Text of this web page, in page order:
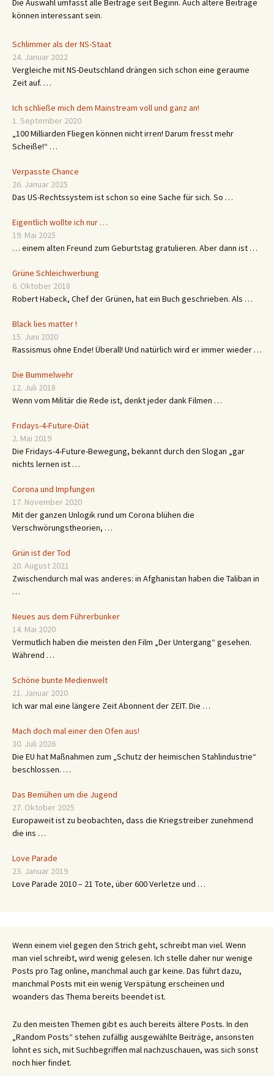
Die Auswahl umfasst alle Beiträge seit Beginn. Auch ältere Beiträge
können interessant sein.
Schlimmer als der NS-Staat
24. Januar 2022
Vergleiche mit NS-Deutschland drängen sich schon eine geraume
Zeit auf. …
Ich schließe mich dem Mainstream voll und ganz an!
1. September 2020
„100 Milliarden Fliegen können nicht irren! Darum fresst mehr
Scheiße!“ …
Verpasste Chance
26. Januar 2025
Das US-Rechtssystem ist schon so eine Sache für sich. So …
Eigentlich wollte ich nur …
19. Mai 2025
… einem alten Freund zum Geburtstag gratulieren. Aber dann ist …
Grüne Schleichwerbung
6. Oktober 2018
Robert Habeck, Chef der Grünen, hat ein Buch geschrieben. Als …
Black lies matter !
15. Juni 2020
Rassismus ohne Ende! Überall! Und natürlich wird er immer wieder …
Die Bummelwehr
12. Juli 2018
Wenn vom Militär die Rede ist, denkt jeder dank Filmen …
Fridays-4-Future-Diät
2. Mai 2019
Die Fridays-4-Future-Bewegung, bekannt durch den Slogan „gar
nichts lernen ist …
Corona und Impfungen
17. November 2020
Mit der ganzen Unlogik rund um Corona blühen die
Verschwörungstheorien, …
Grün ist der Tod
20. August 2021
Zwischendurch mal was anderes: in Afghanistan haben die Taliban in
…
Neues aus dem Führerbunker
14. Mai 2020
Vermutlich haben die meisten den Film „Der Untergang“ gesehen.
Während …
Schöne bunte Medienwelt
21. Januar 2020
Ich war mal eine längere Zeit Abonnent der ZEIT. Die …
Mach doch mal einer den Ofen aus!
30. Juli 2026
Die EU hat Maßnahmen zum „Schutz der heimischen Stahlindustrie“
beschlossen. …
Das Bemühen um die Jugend
27. Oktober 2025
Europaweit ist zu beobachten, dass die Kriegstreiber zunehmend
die ins …
Love Parade
23. Januar 2019
Love Parade 2010 – 21 Tote, über 600 Verletze und …
Wenn einem viel gegen den Strich geht, schreibt man viel. Wenn
man viel schreibt, wird wenig gelesen. Ich stelle daher nur wenige
Posts pro Tag online, manchmal auch gar keine. Das führt dazu,
manchmal Posts mit ein wenig Verspätung erscheinen und
woanders das Thema bereits beendet ist.
Zu den meisten Themen gibt es auch bereits ältere Posts. In den
„Random Posts“ stehen zufällig ausgewählte Beiträge, ansonsten
lohnt es sich, mit Suchbegriffen mal nachzuschauen, was sich sonst
noch hier findet.